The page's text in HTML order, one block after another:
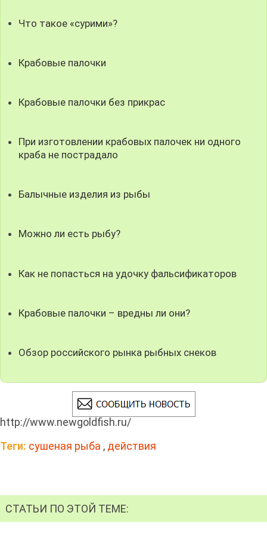
Что такое «сурими»?
Крабовые палочки
Крабовые палочки без прикрас
При изготовлении крабовых палочек ни одного
краба не пострадало
Балычные изделия из рыбы
Можно ли есть рыбу?
Как не попасться на удочку фальсификаторов
Крабовые палочки – вредны ли они?
Обзор российского рынка рыбных снеков
http://www.newgoldfish.ru/
Теги: сушеная рыба , действия
СТАТЬИ ПО ЭТОЙ ТЕМЕ: